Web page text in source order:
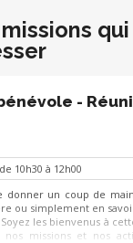
-
10h30 à 12h00
donner un coup de
ou simplement en
Soyez les bienvenus à
nos missions et nos